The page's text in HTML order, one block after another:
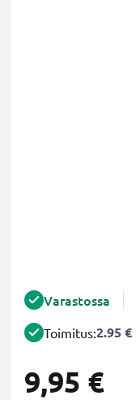
Varastossa
Toimitus:2.95 €
9,95 €